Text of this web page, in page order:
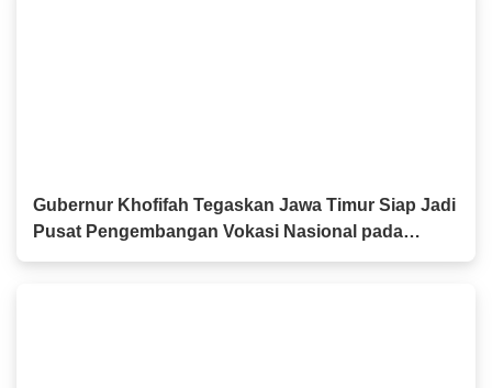
Gubernur Khofifah Tegaskan Jawa Timur Siap Jadi
Pusat Pengembangan Vokasi Nasional pada
OLIVIA XI 2026